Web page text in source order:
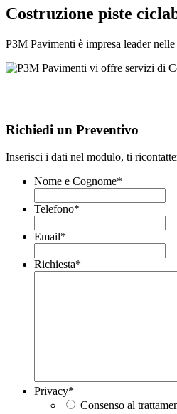
Costruzione piste
P3M Pavimenti è impresa leader
Richiedi un Preventivo
Inserisci i dati nel modulo, ti
Nome e Cognome*
Telefono*
Email*
Richiesta*
Privacy*
Consenso al